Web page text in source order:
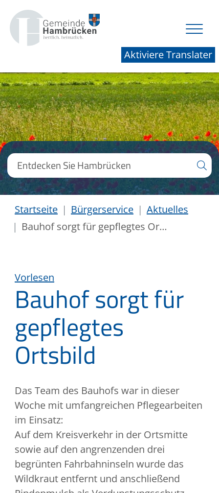
Aktiviere Translater
Startseite Bürgerservice
Aktuelles
Bauhof sorgt für gepflegtes Ortsbild
Vorlesen
Bauhof sorgt für
gepflegtes
Ortsbild
Das Team des Bauhofs war in dieser
Woche mit umfangreichen Pflegearbeiten
im Einsatz:
Auf dem Kreisverkehr in der Ortsmitte
sowie auf den angrenzenden drei
begrünten Fahrbahninseln wurde das
Wildkraut entfernt und anschließend